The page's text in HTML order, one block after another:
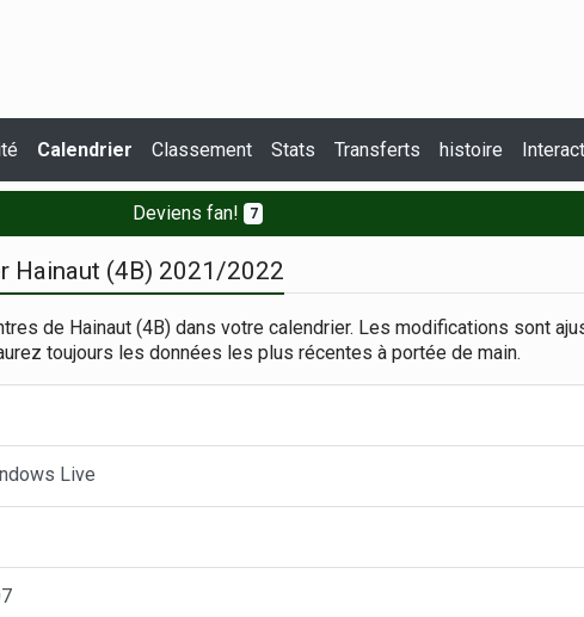
Calendrier Classement Stats Transferts histoire
Deviens fan! 7
Hainaut (4B) 2021/2022
de Hainaut (4B) dans votre calendrier. Les modifications sont
toujours les données les plus récentes à portée de main.
Live